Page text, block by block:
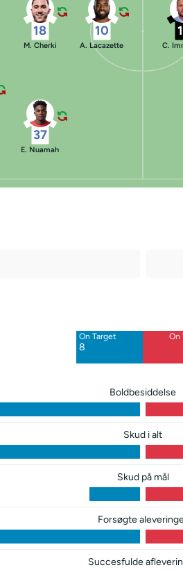
18
M. Cherki
37
E. Nuamah
10
A. Lacazette C.
On Target
8
On
Boldbesiddelse
Skud i alt
Skud på mål
Forsøgte
Succesfulde